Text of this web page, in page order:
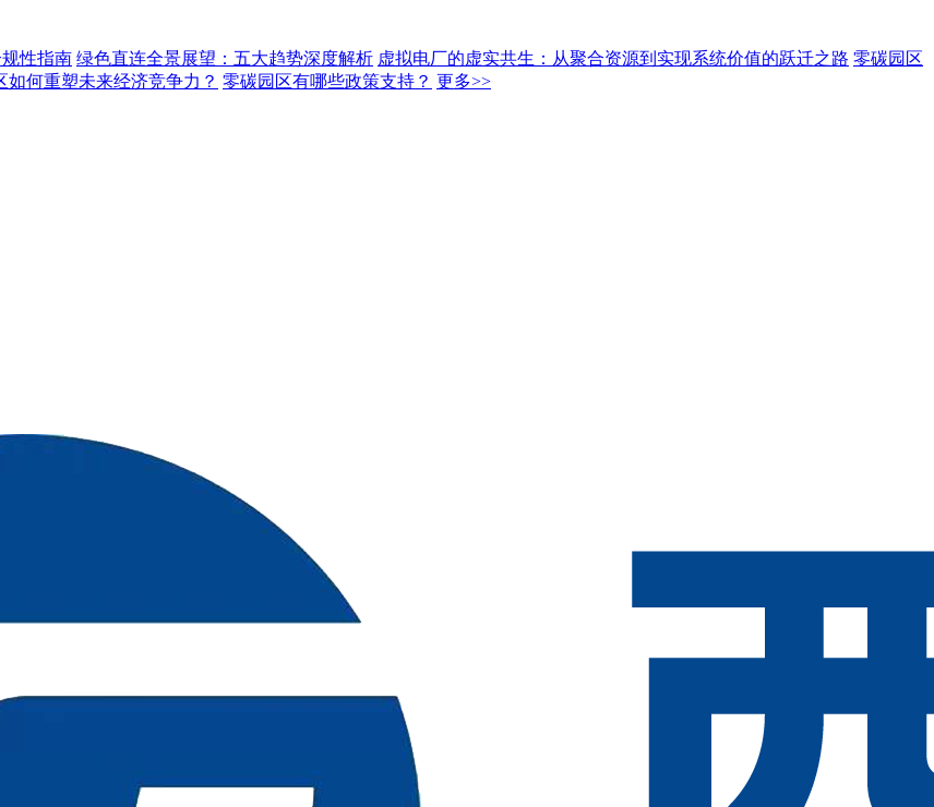
性指南 绿色直连全景展望：五大趋势深度解析 虚拟电厂的虚实共生：从聚合资源到实现系统价值的跃迁之路 零碳园区
如何重塑未来经济竞争力？ 零碳园区有哪些政策支持？ 更多>>